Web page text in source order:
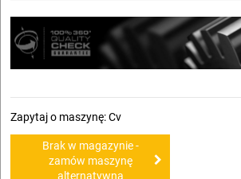
Zapytaj o maszynę: Cv
Brak w magazynie -
zamów maszynę
alternatywną